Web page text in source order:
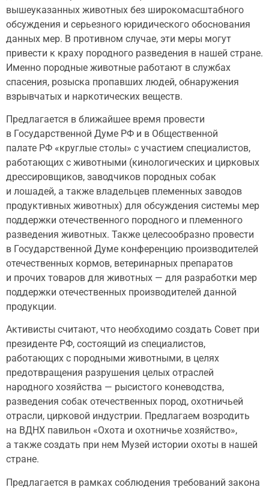
вышеуказанных животных без широкомасштабного
обсуждения и серьезного юридического обоснования
данных мер. В противном случае, эти меры могут
привести к краху породного разведения в нашей стране.
Именно породные животные работают в службах
спасения, розыска пропавших людей, обнаружения
взрывчатых и наркотических веществ.
Предлагается в ближайшее время провести
в Государственной Думе РФ и в Общественной
палате РФ «круглые столы» с участием специалистов,
работающих с животными (кинологических и цирковых
дрессировщиков, заводчиков породных собак
и лошадей, а также владельцев племенных заводов
продуктивных животных) для обсуждения системы мер
поддержки отечественного породного и племенного
разведения животных. Также целесообразно провести
в Государственной Думе конференцию производителей
отечественных кормов, ветеринарных препаратов
и прочих товаров для животных — для разработки мер
поддержки отечественных производителей данной
продукции.
Активисты считают, что необходимо создать Совет при
президенте РФ, состоящий из специалистов,
работающих с породными животными, в целях
предотвращения разрушения целых отраслей
народного хозяйства — рысистого коневодства,
разведения собак отечественных пород, охотничьей
отрасли, цирковой индустрии. Предлагаем возродить
на ВДНХ павильон «Охота и охотничье хозяйство»,
а также создать при нем Музей истории охоты в нашей
стране.
Предлагается в рамках соблюдения требований закона